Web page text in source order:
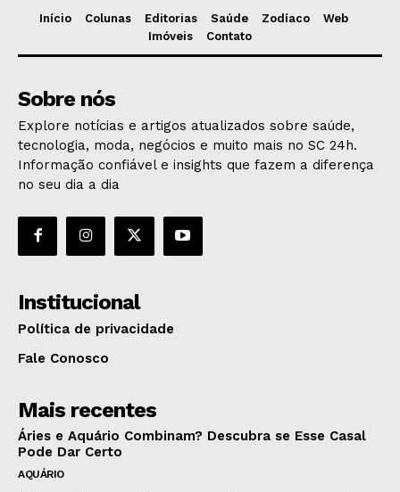
Início Colunas Editorias Saúde Zodíaco
Web
Imóveis
Contato
Sobre nós
Explore notícias e artigos atualizados sobre saúde,
tecnologia, moda, negócios e muito mais no SC 24h.
Informação confiável e insights que fazem a diferença
no seu dia a dia
Institucional
Política de privacidade
Fale Conosco
Mais recentes
Áries e Aquário Combinam? Descubra se Esse Casal
Pode Dar Certo
AQUÁRIO